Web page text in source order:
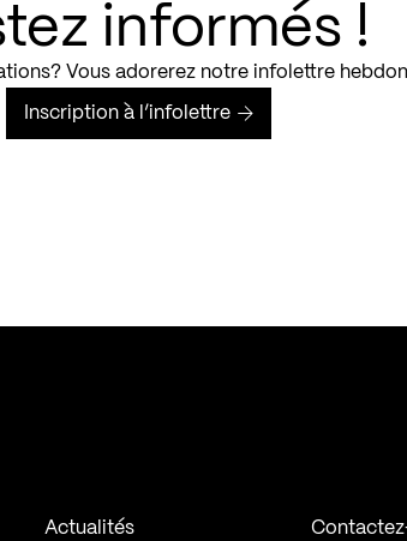
informés !
Vous adorerez notre infolettre
Inscription à l’infolettre
Actualités